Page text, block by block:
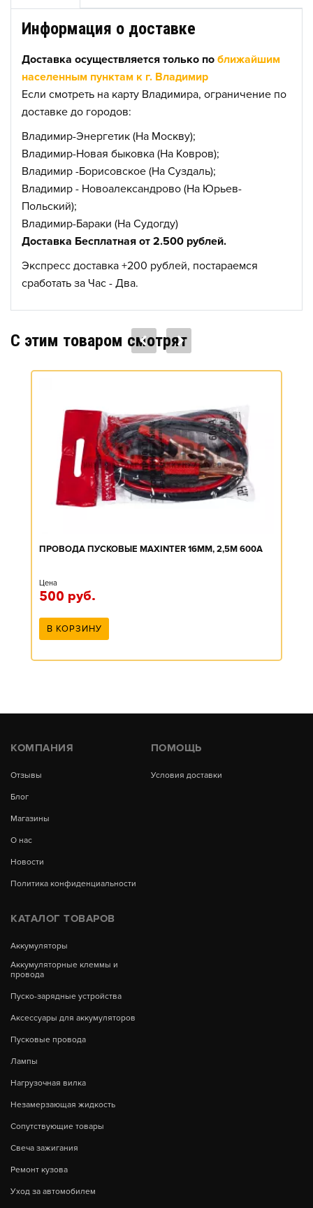
Информация о доставке
Доставка осуществляется только по ближайшим
населенным пунктам к г. Владимир
Если смотреть на карту Владимира, ограничение по
доставке до городов:
Владимир-Энергетик (На Москву);
Владимир-Новая быковка (На Ковров);
Владимир -Борисовское (На Суздаль);
Владимир - Новоалександрово (На Юрьев-
Польский);
Владимир-Бараки (На Судогду)
Доставка Бесплатная от 2.500 рублей.
Экспресс доставка +200 рублей, постараемся
сработать за Час - Два.
C этим товаром смотрят
ПРОВОДА ПУСКОВЫЕ MAXINTER 16ММ, 2,5М 600A
Цена
500 руб.
В КОРЗИНУ
КОМПАНИЯ
Отзывы
Блог
Магазины
О нас
Новости
Политика конфиденциальности
ПОМОЩЬ
Условия доставки
КАТАЛОГ ТОВАРОВ
Аккумуляторы
Аккумуляторные клеммы и
провода
Пуско-зарядные устройства
Аксессуары для аккумуляторов
Пусковые провода
Лампы
Нагрузочная вилка
Незамерзающая жидкость
Сопутствующие товары
Свеча зажигания
Ремонт кузова
Уход за автомобилем